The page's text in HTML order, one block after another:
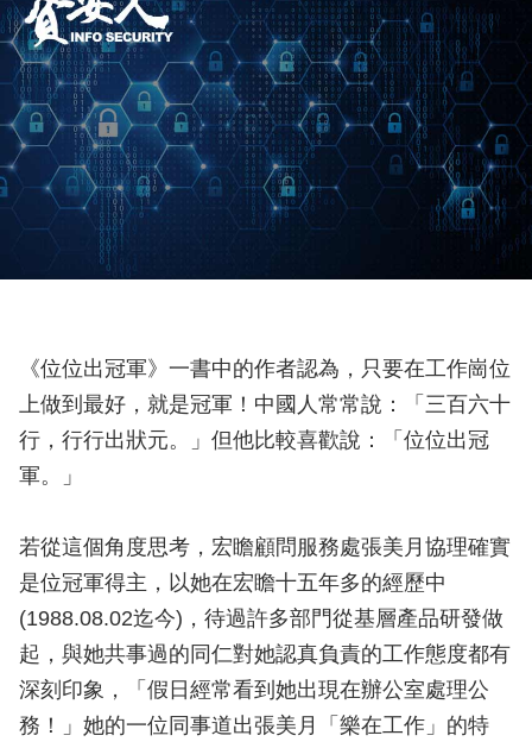
《位位出冠軍》一書中的作者認為，只要在工作崗位
上做到最好，就是冠軍！中國人常常說：「三百六十
行，行行出狀元。」但他比較喜歡說：「位位出冠
軍。」
若從這個角度思考，宏瞻顧問服務處張美月協理確實
是位冠軍得主，以她在宏瞻十五年多的經歷中
(1988.08.02迄今)，待過許多部門從基層產品研發做
起，與她共事過的同仁對她認真負責的工作態度都有
深刻印象，「假日經常看到她出現在辦公室處理公
務！」她的一位同事道出張美月「樂在工作」的特